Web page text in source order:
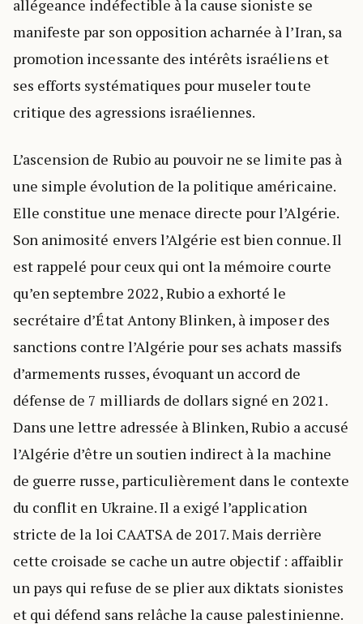
allégeance indéfectible à la cause sioniste se
manifeste par son opposition acharnée à l’Iran, sa
promotion incessante des intérêts israéliens et
ses efforts systématiques pour museler toute
critique des agressions israéliennes.
L’ascension de Rubio au pouvoir ne se limite pas à
une simple évolution de la politique américaine.
Elle constitue une menace directe pour l’Algérie.
Son animosité envers l’Algérie est bien connue. Il
est rappelé pour ceux qui ont la mémoire courte
qu’en septembre 2022, Rubio a exhorté le
secrétaire d’État Antony Blinken, à imposer des
sanctions contre l’Algérie pour ses achats massifs
d’armements russes, évoquant un accord de
défense de 7 milliards de dollars signé en 2021.
Dans une lettre adressée à Blinken, Rubio a accusé
l’Algérie d’être un soutien indirect à la machine
de guerre russe, particulièrement dans le contexte
du conflit en Ukraine. Il a exigé l’application
stricte de la loi CAATSA de 2017. Mais derrière
cette croisade se cache un autre objectif : affaiblir
un pays qui refuse de se plier aux diktats sionistes
et qui défend sans relâche la cause palestinienne.